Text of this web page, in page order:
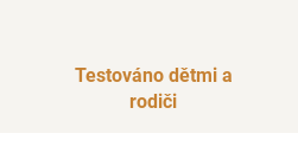
Testováno dětmi a
rodiči